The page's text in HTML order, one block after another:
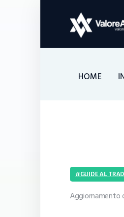
HOME
GUIDE AL
Aggiornamento